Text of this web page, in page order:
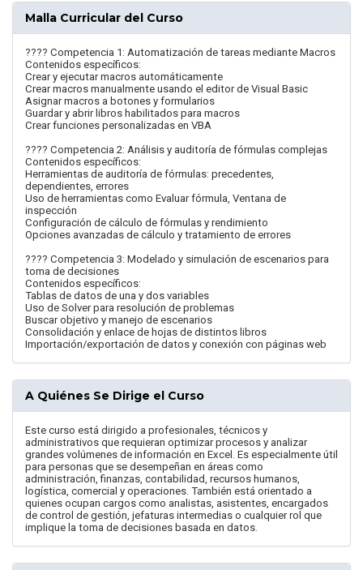
Malla Curricular del Curso
???? Competencia 1: Automatización de tareas mediante Macros
Contenidos específicos:
Crear y ejecutar macros automáticamente
Crear macros manualmente usando el editor de Visual Basic
Asignar macros a botones y formularios
Guardar y abrir libros habilitados para macros
Crear funciones personalizadas en VBA
???? Competencia 2: Análisis y auditoría de fórmulas complejas
Contenidos específicos:
Herramientas de auditoría de fórmulas: precedentes,
dependientes, errores
Uso de herramientas como Evaluar fórmula, Ventana de
inspección
Configuración de cálculo de fórmulas y rendimiento
Opciones avanzadas de cálculo y tratamiento de errores
???? Competencia 3: Modelado y simulación de escenarios para
toma de decisiones
Contenidos específicos:
Tablas de datos de una y dos variables
Uso de Solver para resolución de problemas
Buscar objetivo y manejo de escenarios
Consolidación y enlace de hojas de distintos libros
Importación/exportación de datos y conexión con páginas web
A Quiénes Se Dirige el Curso
Este curso está dirigido a profesionales, técnicos y
administrativos que requieran optimizar procesos y analizar
grandes volúmenes de información en Excel. Es especialmente útil
para personas que se desempeñan en áreas como
administración, finanzas, contabilidad, recursos humanos,
logística, comercial y operaciones. También está orientado a
quienes ocupan cargos como analistas, asistentes, encargados
de control de gestión, jefaturas intermedias o cualquier rol que
implique la toma de decisiones basada en datos.